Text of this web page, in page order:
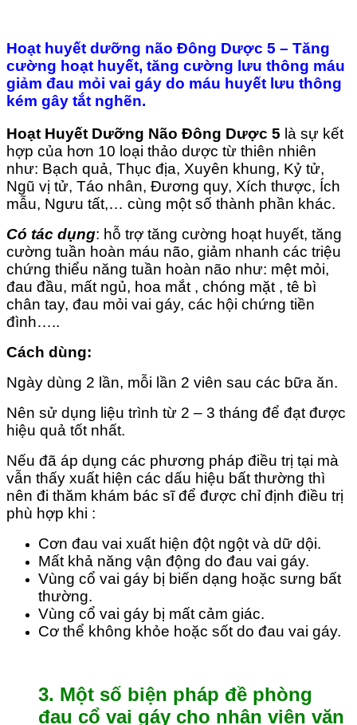
Hoạt huyết dưỡng não Đông Dược 5 – Tăng
cường hoạt huyết, tăng cường lưu thông máu
giảm đau mỏi vai gáy do máu huyết lưu thông
kém gây tắt nghẽn.
Hoạt Huyết Dưỡng Não Đông Dược 5 là sự kết
hợp của hơn 10 loại thảo dược từ thiên nhiên
như: Bạch quả, Thục địa, Xuyên khung, Kỷ tử,
Ngũ vị tử, Táo nhân, Đương quy, Xích thược, Ích
mẫu, Ngưu tất,… cùng một số thành phần khác.
Có tác dụng: hỗ trợ tăng cường hoạt huyết, tăng
cường tuần hoàn máu não, giảm nhanh các triệu
chứng thiểu năng tuần hoàn não như: mệt mỏi,
đau đầu, mất ngủ, hoa mắt , chóng mặt , tê bì
chân tay, đau mỏi vai gáy, các hội chứng tiền
đình…..
Cách dùng:
Ngày dùng 2 lần, mỗi lần 2 viên sau các bữa ăn.
Nên sử dụng liệu trình từ 2 – 3 tháng để đạt được
hiệu quả tốt nhất.
Nếu đã áp dụng các phương pháp điều trị tại mà
vẫn thấy xuất hiện các dấu hiệu bất thường thì
nên đi thăm khám bác sĩ để được chỉ định điều trị
phù hợp khi :
Cơn đau vai xuất hiện đột ngột và dữ dội.
Mất khả năng vận động do đau vai gáy.
Vùng cổ vai gáy bị biến dạng hoặc sưng bất
thường.
Vùng cổ vai gáy bị mất cảm giác.
Cơ thể không khỏe hoặc sốt do đau vai gáy.
3. Một số biện pháp đề phòng
đau cổ vai gáy cho nhân viên văn